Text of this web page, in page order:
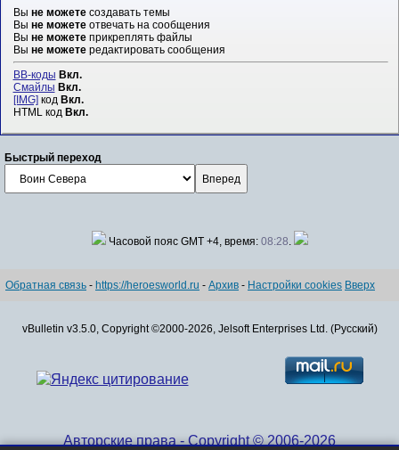
Вы не можетесоздавать темы
Вы не можетеотвечать на сообщения
Вы не можетеприкреплять файлы
Вы не можетередактировать сообщения
BB-коды Вкл.
Смайлы Вкл.
[IMG]код Вкл.
HTML код Вкл.
Быстрый переход
Часовой пояс GMT +4, время: 08:28.
Обратная связь - https://heroesworld.ru - Архив - Настройки cookies Вверх
vBulletin v3.5.0, Copyright ©2000-2026, Jelsoft Enterprises Ltd. (Русский)
Авторские права - Copyright © 2006-2026